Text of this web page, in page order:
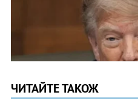
ЧИТАЙТЕ ТАКОЖ